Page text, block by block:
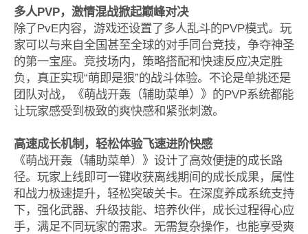
多人PVP，激情混战掀起巅峰对决
除了PvE内容，游戏还设置了多人乱斗的PVP模式。玩
家可以与来自全国甚至全球的对手同台竞技，争夺神圣
的第一宝座。竞技场内，策略搭配和快速反应决定胜
负，真正实现“萌即是狠”的战斗体验。不论是单挑还是
团队对战，《萌战开轰（辅助菜单）》的PVP系统都能
让玩家感受到极致的爽快感和紧张刺激。
高速成长机制，轻松体验飞速进阶快感
《萌战开轰（辅助菜单）》设计了高效便捷的成长路
径。玩家上线即可一键收获离线期间的成长成果，属性
和战力极速提升，轻松突破关卡。在深度养成系统支持
下，强化武器、升级技能、培养伙伴，成长过程得心应
手，满足不同玩家的需求。无需复杂操作，也能享受爽